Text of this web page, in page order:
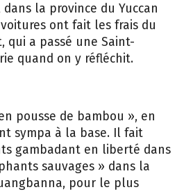
dans la province du Yuccan
ont fait les frais du
qui a passé une Saint-
quand on y réfléchit.
pousse de bambou », en
sympa à la base. Il fait
gambadant en liberté dans
sauvages » dans la
pour le plus